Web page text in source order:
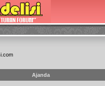
Ajanda